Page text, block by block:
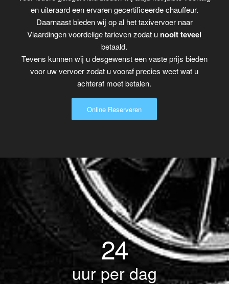
en uiteraard een ervaren gecertificeerde chauffeur.
Daarnaast bieden wij op al het taxivervoer naar
Vlaardingen voordelige tarieven zodat u nooit teveel
betaald.
Tevens kunnen wij u desgewenst een vaste prijs bieden
voor uw vervoer zodat u vooraf precies weet wat u
achteraf moet betalen.
Online Reserveren
24
uur per dag